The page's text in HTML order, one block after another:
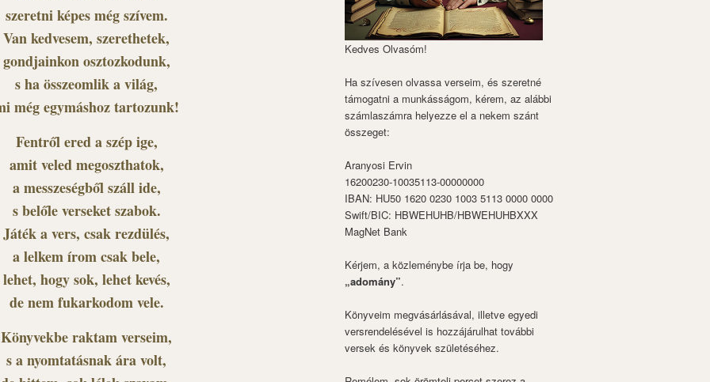
szeretni képes még szívem.
Van kedvesem, szerethetek,
gondjainkon osztozkodunk,
s ha összeomlik a világ,
még egymáshoz tartozunk!
Fentről ered a szép ige,
amit veled megoszthatok,
a messzeségből száll ide,
s belőle verseket szabok.
Játék a vers, csak rezdülés,
a lelkem írom csak bele,
lehet, hogy sok, lehet kevés,
de nem fukarkodom vele.
Könyvekbe raktam verseim,
s a nyomtatásnak ára volt,
Kedves Olvasóm!
Ha szívesen olvassa verseim, és szeretné
támogatni a munkásságom, kérem, az alábbi
számlaszámra helyezze el a nekem szánt
összeget:
Aranyosi Ervin
16200230-10035113-00000000
IBAN: HU50 1620 0230 1003 5113 0000 0000
Swift/BIC: HBWEHUHB/HBWEHUHBXXX
MagNet Bank
Kérjem, a közleménybe írja be, hogy
„adomány”.
Könyveim megvásárlásával, illetve egyedi
versrendelésével is hozzájárulhat további
versek és könyvek születéséhez.